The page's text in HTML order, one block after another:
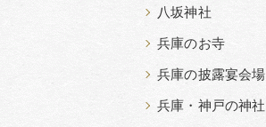
八坂神社
兵庫のお寺
兵庫の披露宴会場
兵庫・神戸の神社